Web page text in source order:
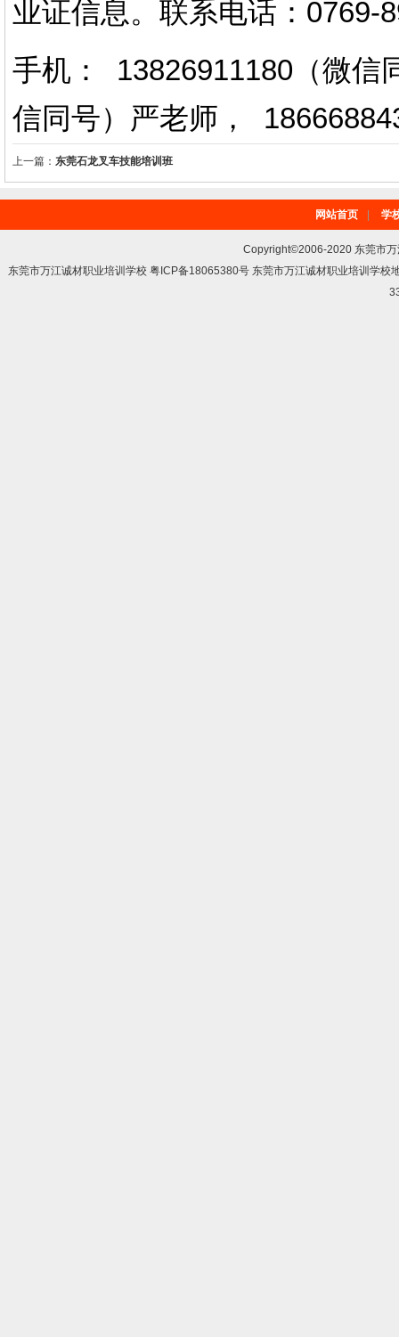
业证信息。 联系电话 ： 0769-
手机： 13826911180（微信
信同号）严老师 ，
上一篇： 东莞石龙叉车技能培训班
网站首页 学
Copyright©2006-2020 东莞市
东莞市万江诚材职业培训学校 粤ICP备18065380号 东莞市万江诚材职业培训学